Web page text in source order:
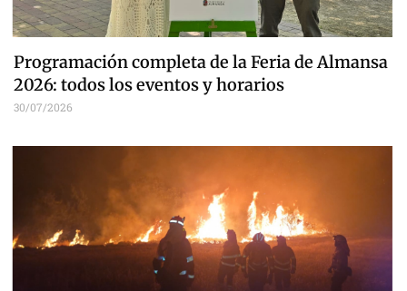
Programación completa de la Feria de Almansa
2026: todos los eventos y horarios
30/07/2026